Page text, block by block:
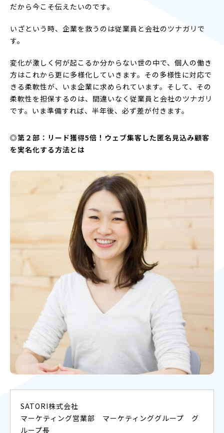
だから今こそ伝えたいのです。
いざという時、企業を救うのは従業員と会社のツナガリで
す。
変化が激しく何が起こるか分からない世の中で、個人の働き
方はこれから更に多様化していきます。その多様性に対応で
きる柔軟性が、いま企業に求められています。そして、その
柔軟性を担保するのは、間違いなく従業員と会社のツナガリ
です。いま準備すれば、半年後、必ず差が付きます。
◎第２部：リード獲得5倍！ウェブ集客した匿名見込み顧客
を実名化する方法とは
SATORI株式会社
マーケティング営業部 マーケティンググループ グ
ループ長